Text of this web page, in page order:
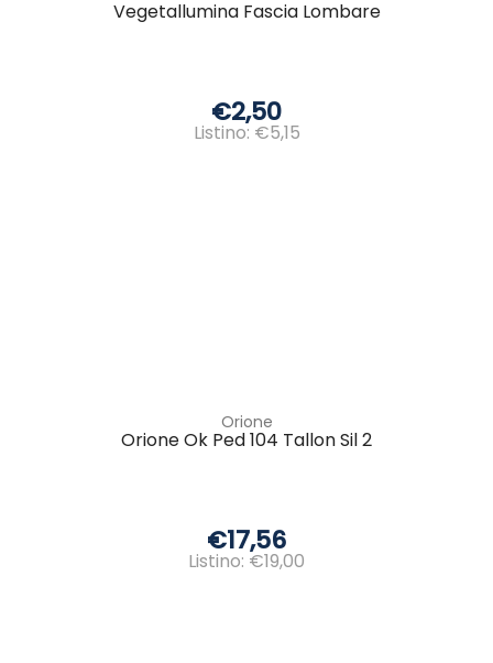
Vegetallumina Fascia Lombare
€2,50
Listino: €5,15
Orione
Orione Ok Ped 104 Tallon Sil 2
€17,56
Listino: €19,00